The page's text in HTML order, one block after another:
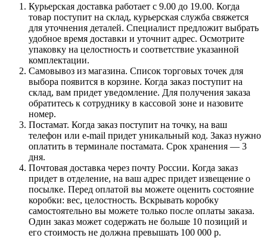
Курьерская доставка работает с 9.00 до 19.00. Когда
товар поступит на склад, курьерская служба свяжется
для уточнения деталей. Специалист предложит выбрать
удобное время доставки и уточнит адрес. Осмотрите
упаковку на целостность и соответствие указанной
комплектации.
Самовывоз из магазина. Список торговых точек для
выбора появится в корзине. Когда заказ поступит на
склад, вам придет уведомление. Для получения заказа
обратитесь к сотруднику в кассовой зоне и назовите
номер.
Постамат. Когда заказ поступит на точку, на ваш
телефон или e-mail придет уникальный код. Заказ нужно
оплатить в терминале постамата. Срок хранения — 3
дня.
Почтовая доставка через почту России. Когда заказ
придет в отделение, на ваш адрес придет извещение о
посылке. Перед оплатой вы можете оценить состояние
коробки: вес, целостность. Вскрывать коробку
самостоятельно вы можете только после оплаты заказа.
Один заказ может содержать не больше 10 позиций и
его стоимость не должна превышать 100 000 р.